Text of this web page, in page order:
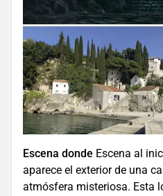
Escena donde Escena al
aparece el exterior de una
atmósfera misteriosa. Esta